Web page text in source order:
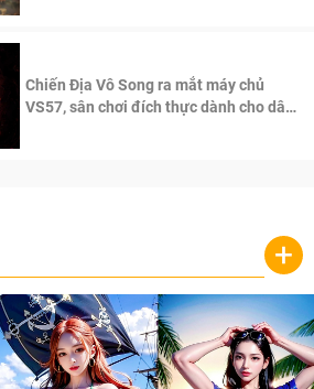
Chiến Địa Vô Song ra mắt máy chủ
VS57, sân chơi đích thực dành cho dân
+